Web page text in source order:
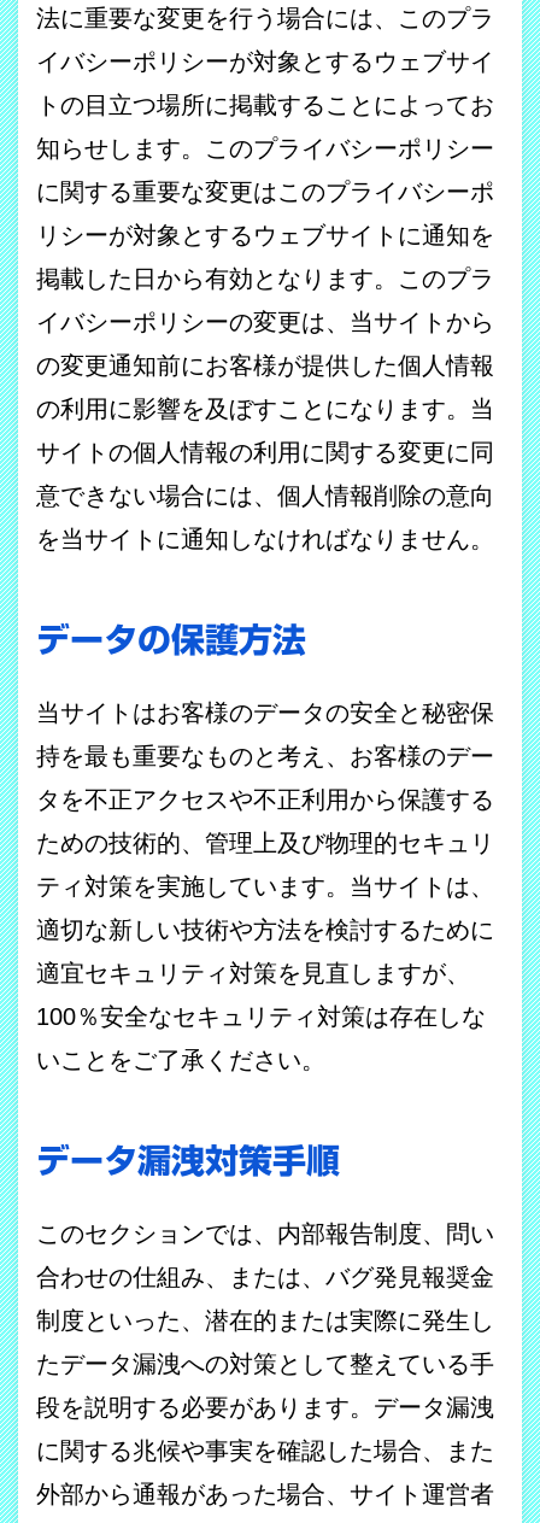
法に重要な変更を行う場合には、このプラ
イバシーポリシーが対象とするウェブサイ
トの目立つ場所に掲載することによってお
知らせします。このプライバシーポリシー
に関する重要な変更はこのプライバシーポ
リシーが対象とするウェブサイトに通知を
掲載した日から有効となります。このプラ
イバシーポリシーの変更は、当サイトから
の変更通知前にお客様が提供した個人情報
の利用に影響を及ぼすことになります。当
サイトの個人情報の利用に関する変更に同
意できない場合には、個人情報削除の意向
を当サイトに通知しなければなりません。
データの保護方法
当サイトはお客様のデータの安全と秘密保
持を最も重要なものと考え、お客様のデー
タを不正アクセスや不正利用から保護する
ための技術的、管理上及び物理的セキュリ
ティ対策を実施しています。当サイトは、
適切な新しい技術や方法を検討するために
適宜セキュリティ対策を見直しますが、
100％安全なセキュリティ対策は存在しな
いことをご了承ください。
データ漏洩対策手順
このセクションでは、内部報告制度、問い
合わせの仕組み、または、バグ発見報奨金
制度といった、潜在的または実際に発生し
たデータ漏洩への対策として整えている手
段を説明する必要があります。データ漏洩
に関する兆候や事実を確認した場合、また
外部から通報があった場合、サイト運営者